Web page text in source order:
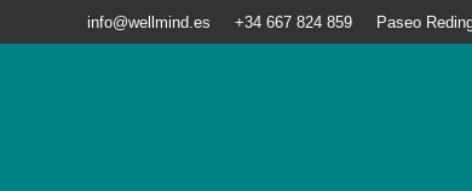
info@wellmind.es +34 667 824 859 Paseo